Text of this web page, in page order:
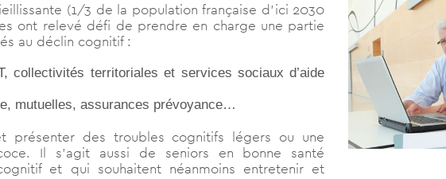
(1/3 de la population française d’ici 2030
ont relevé défi de prendre en charge une partie
au déclin cognitif :
collectivités territoriales et services sociaux d’aide
mutuelles, assurances prévoyance…
présenter des troubles cognitifs légers ou une
Il s’agit aussi de seniors en bonne santé
et qui souhaitent néanmoins entretenir et